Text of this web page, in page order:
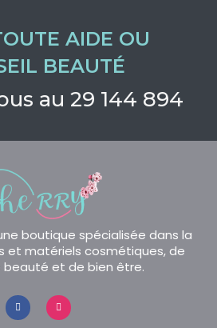
AIDE OU
BEAUTÉ
au 29 144 894
boutique spécialisée dans la
et matériels cosmétiques, de
beauté et de bien être.